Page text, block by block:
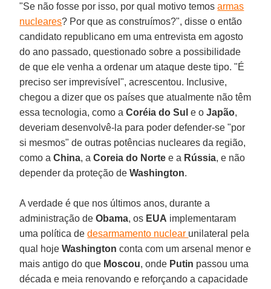
"Se não fosse por isso, por qual motivo temosarmas
nucleares? Por que as construímos?", disse o então
candidato republicano em uma entrevista em agosto
do ano passado, questionado sobre a possibilidade
de que ele venha a ordenar um ataque deste tipo. "É
preciso ser imprevisível", acrescentou. Inclusive,
chegou a dizer que os países que atualmente não têm
essa tecnologia, como aCoréia do Sul e oJapão,
deveriam desenvolvê-la para poder defender-se "por
si mesmos" de outras potências nucleares da região,
como aChina, a Coreia do Norte e a Rússia, e não
depender da proteção deWashington.
A verdade é que nos últimos anos, durante a
administração deObama, os EUA implementaram
uma política dedesarmamento nuclear unilateral pela
qual hojeWashington conta com um arsenal menor e
mais antigo do que Moscou, onde Putin passou uma
década e meia renovando e reforçando a capacidade